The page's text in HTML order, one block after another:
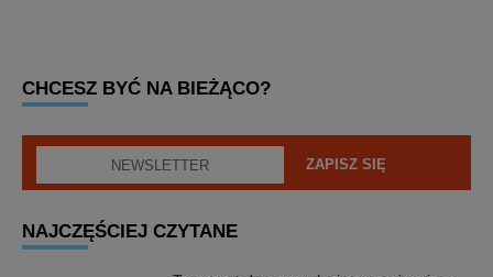
CHCESZ BYĆ NA BIEŻĄCO?
NAJCZĘŚCIEJ CZYTANE